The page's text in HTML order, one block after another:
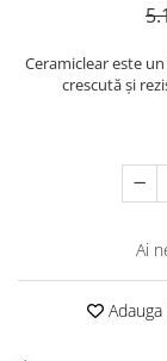
Ceramiclear este
crescută și
Ai
Adauga